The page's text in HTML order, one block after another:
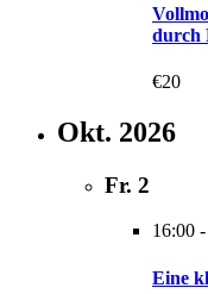
durch
€20
Okt. 2026
Fr. 2
16:00 -
Eine